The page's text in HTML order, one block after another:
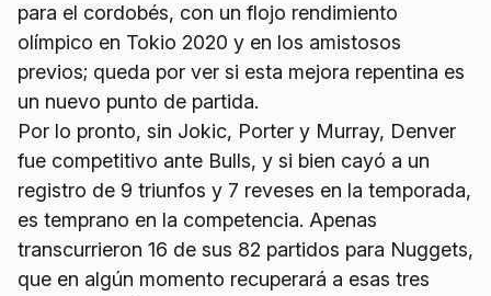
para el cordobés, con un flojo rendimiento
olímpico en Tokio 2020 y en los amistosos
previos; queda por ver si esta mejora repentina es
un nuevo punto de partida.
Por lo pronto, sin Jokic, Porter y Murray, Denver
fue competitivo ante Bulls, y si bien cayó a un
registro de 9 triunfos y 7 reveses en la temporada,
es temprano en la competencia. Apenas
transcurrieron 16 de sus 82 partidos para Nuggets,
que en algún momento recuperará a esas tres